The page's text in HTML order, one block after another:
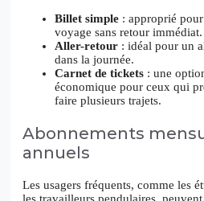
Billet simple : approprié
voyage sans retour immédiat.
Aller-retour : idéal pour un
dans la journée.
Carnet de tickets : une
économique pour ceux qui
faire plusieurs trajets.
Abonnements
annuels
Les usagers fréquents, comme les
les travailleurs pendulaires,